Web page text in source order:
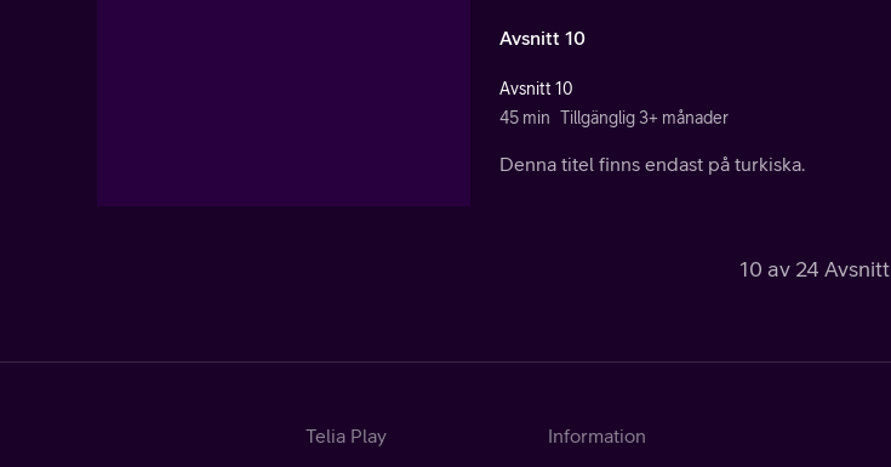
Avsnitt 10
Avsnitt 10
45 min Tillgänglig 3+ månader
Denna titel finns endast på turkiska.
10 av 24 Avsnitt
Telia Play
Information